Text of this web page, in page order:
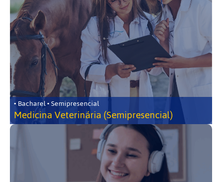
• Bacharel • Semipresencial
Medicina Veterinária (Semipresencial)